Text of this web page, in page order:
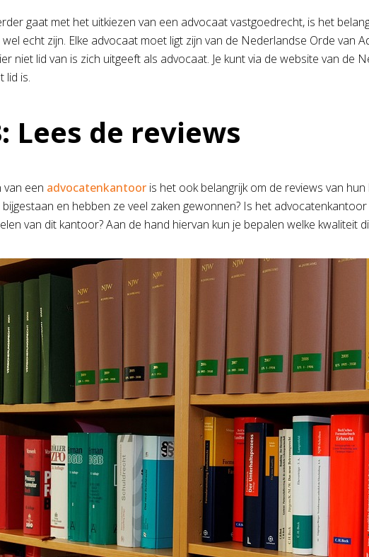
gaat met het uitkiezen van een advocaat vastgoedrecht, is het
echt zijn. Elke advocaat moet ligt zijn van de Nederlandse Orde van
niet lid van is zich uitgeeft als advocaat. Je kunt via de website van
lid is.
Lees de reviews
van een advocatenkantoor is het ook belangrijk om de reviews van
en hebben ze veel zaken gewonnen? Is het
van dit kantoor? Aan de hand hiervan kun je bepalen welke kwaliteit